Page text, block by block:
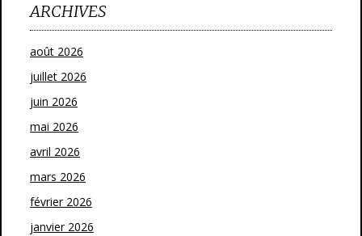
ARCHIVES
août 2026
juillet 2026
juin 2026
mai 2026
avril 2026
mars 2026
février 2026
janvier 2026